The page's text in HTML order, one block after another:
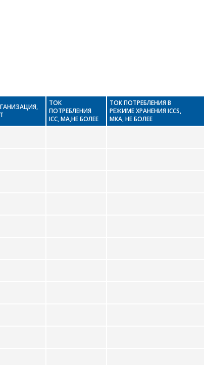
ТОК
ПОТРЕБЛЕНИЯ
IСС, МА,НЕ БОЛЕЕ
ТОК ПОТРЕБЛЕНИЯ В
РЕЖИМЕ ХРАНЕНИЯ ICCS,
МКА, НЕ БОЛЕЕ